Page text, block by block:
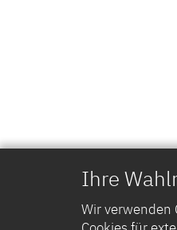
Ihre
Wir verwenden